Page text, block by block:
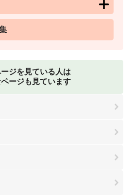
ジを見ている人は
ージも見ています